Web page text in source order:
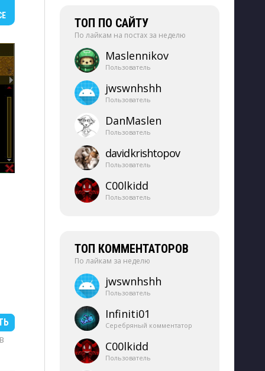
ТОП ПО САЙТУ
По лайкам на постах за неделю
Maslennikov
Пользователь
jwswnhshh
Пользователь
DanMaslen
Пользователь
davidkrishtopov
Пользователь
C00lkidd
Пользователь
ТОП КОММЕНТАТОРОВ
По лайкам за неделю
jwswnhshh
Пользователь
Infiniti01
Серебряный комментатор
C00lkidd
Пользователь